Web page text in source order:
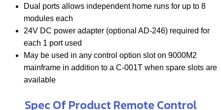
Dual ports allows independent home runs for up to 8
modules each
24V DC power adapter (optional AD-246) required for
each 1 port used
May be used in any control option slot on 9000M2
mainframe in addition to a C-001T when spare slots are
available
Spec Of Product Remote Control